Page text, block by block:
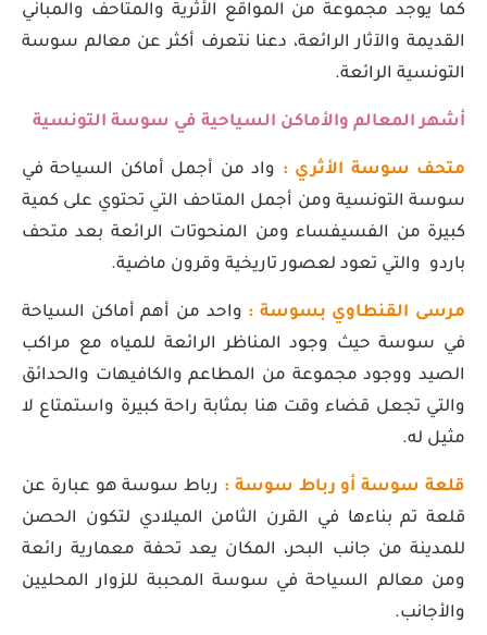
كما يوجد مجموعة من المواقع الأثرية والمتاحف والمباني
القديمة والآثار الرائعة، دعنا نتعرف أكثر عن معالم سوسة
التونسية الرائعة.
أشهر المعالم والأماكن السياحية في سوسة التونسية
متحف سوسة الأثري : واد من أجمل أماكن السياحة في
سوسة التونسية ومن أجمل المتاحف التي تحتوي على كمية
كبيرة من الفسيفساء ومن المنحوتات الرائعة بعد متحف
باردو والتي تعود لعصور تاريخية وقرون ماضية.
مرسى القنطاوي بسوسة : واحد من أهم أماكن السياحة
في سوسة حيث وجود المناظر الرائعة للمياه مع مراكب
الصيد ووجود مجموعة من المطاعم والكافيهات والحدائق
والتي تجعل قضاء وقت هنا بمثابة راحة كبيرة واستمتاع لا
مثيل له.
قلعة سوسة أو رباط سوسة : رباط سوسة هو عبارة عن
قلعة تم بناءها في القرن الثامن الميلادي لتكون الحصن
للمدينة من جانب البحر، المكان يعد تحفة معمارية رائعة
ومن معالم السياحة في سوسة المحببة للزوار المحليين
والأجانب.